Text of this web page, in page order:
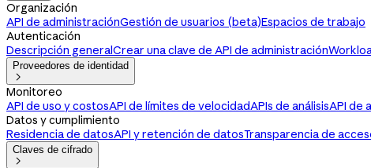
Organización
API de administraciónGestión de usuarios (beta)Espacios de trabajo
Autenticación
Descripción generalCrear una clave de API de administración
Proveedores de identidad

Monitoreo
API de uso y costosAPI de límites de velocidadAPIs de análisisAPI de
Datos y cumplimiento
Residencia de datosAPI y retención de datosTransparencia de
Claves de cifrado
